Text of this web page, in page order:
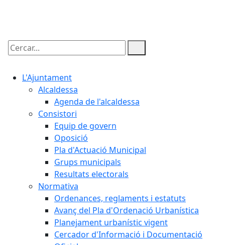
Cercar:
L'Ajuntament
Alcaldessa
Agenda de l'alcaldessa
Consistori
Equip de govern
Oposició
Pla d'Actuació Municipal
Grups municipals
Resultats electorals
Normativa
Ordenances, reglaments i estatuts
Avanç del Pla d'Ordenació Urbanística
Planejament urbanístic vigent
Cercador d'Informació i Documentació